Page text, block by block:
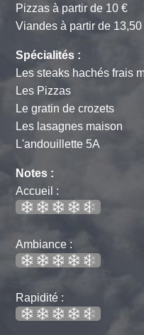
Pizzas à partir de 10 €
Viandes à partir de 13,50
Spécialités :
Les steaks hachés frais
Les Pizzas
Le gratin de crozets
Les lasagnes maison
L'andouillette 5A
Notes :
Accueil :
Ambiance :
Rapidité :